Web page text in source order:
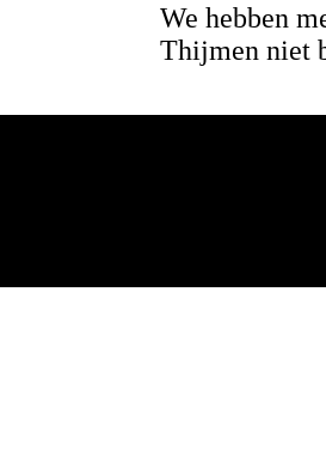
We hebben
Thijmen niet